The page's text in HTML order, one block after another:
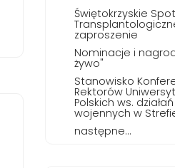
Świętokrzyskie
zaproszenie
Nominacje i
żywo"
Stanowisko
Rektorów
Polskich ws. działań
wojennych w
następne...